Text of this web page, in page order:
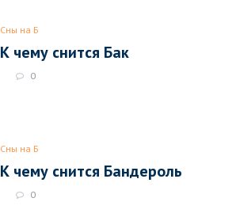
Сны на Б
К чему снится Бак
0
Сны на Б
К чему снится Бандероль
0